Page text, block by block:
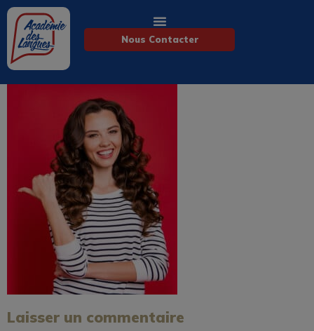
Nous Contacter
Laisser un commentaire